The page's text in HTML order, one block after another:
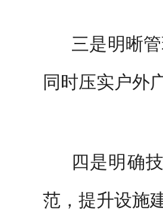
三是明晰
同时压实户外
四是明确
范，提升设施